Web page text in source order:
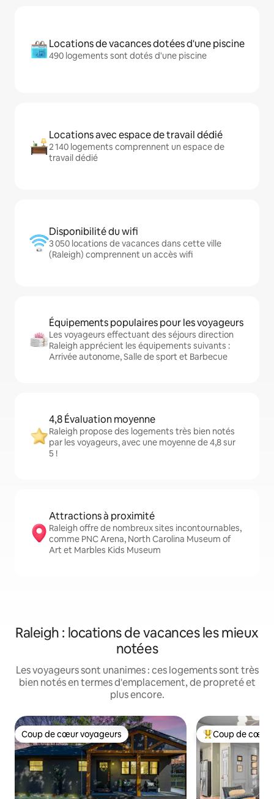
Locations de vacances dotées d'une piscine
490 logements sont dotés d'une piscine
Locations avec espace de travail dédié
2 140 logements comprennent un espace de
travail dédié
Disponibilité du wifi
3 050 locations de vacances dans cette ville
(Raleigh) comprennent un accès wifi
Équipements populaires pour les voyageurs
Les voyageurs effectuant des séjours direction
Raleigh apprécient les équipements suivants :
Arrivée autonome, Salle de sport et Barbecue
4,8 Évaluation moyenne
Raleigh propose des logements très bien notés
par les voyageurs, avec une moyenne de 4,8 sur
5 !
Attractions à proximité
Raleigh offre de nombreux sites incontournables,
comme PNC Arena, North Carolina Museum of
Art et Marbles Kids Museum
Raleigh : locations de vacances les mieux
notées
Les voyageurs sont unanimes : ces logements sont très
bien notés en termes d'emplacement, de propreté et
plus encore.
Coup de cœur voyageurs
Coup de cœur voyageurs Coups de cœur
Coup de cœur